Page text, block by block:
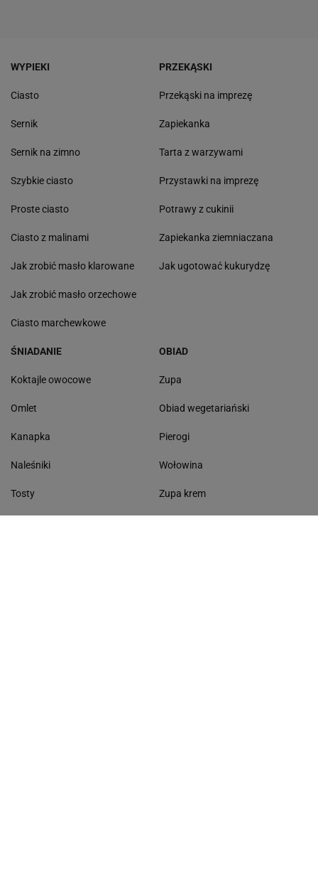
WYPIEKI
Ciasto
Sernik
Sernik na zimno
Szybkie ciasto
Proste ciasto
Ciasto z malinami
Jak zrobić masło klarowane
Jak zrobić masło orzechowe
Ciasto marchewkowe
PRZEKĄSKI
Przekąski na imprezę
Zapiekanka
Tarta z warzywami
Przystawki na imprezę
Potrawy z cukinii
Zapiekanka ziemniaczana
Jak ugotować kukurydzę
ŚNIADANIE
Koktajle owocowe
Omlet
Kanapka
Naleśniki
Tosty
OBIAD
Zupa
Obiad wegetariański
Pierogi
Wołowina
Zupa krem